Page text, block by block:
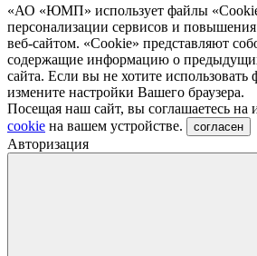
«АО «ЮМП» использует файлы
персонализации сервисов и повышения
веб-сайтом. «Cookie» представляют
содержащие информацию о
сайта. Если вы не хотите
измените настройки Вашего браузера.
Посещая наш сайт, вы соглашаетесь на
cookie на вашем устройстве. согласен
Авторизация